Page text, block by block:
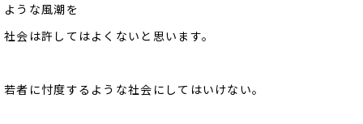
ような風潮を
社会は許してはよくないと思います。
若者に忖度するような社会にしてはいけない。